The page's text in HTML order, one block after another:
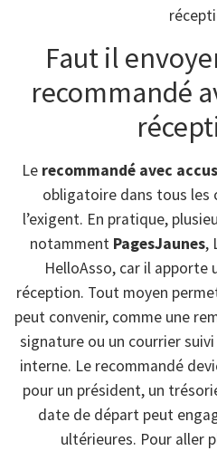
Faut il
recommandé
Le recommandé avec
obligatoire dans tous les
l’exigent. En pratique,
notamment PagesJaunes,
HelloAsso, car il apporte
réception. Tout moyen
peut convenir, comme une
signature ou un courrier suivi
interne. Le recommandé
pour un président, un
date de départ peut
ultérieures. Pour aller